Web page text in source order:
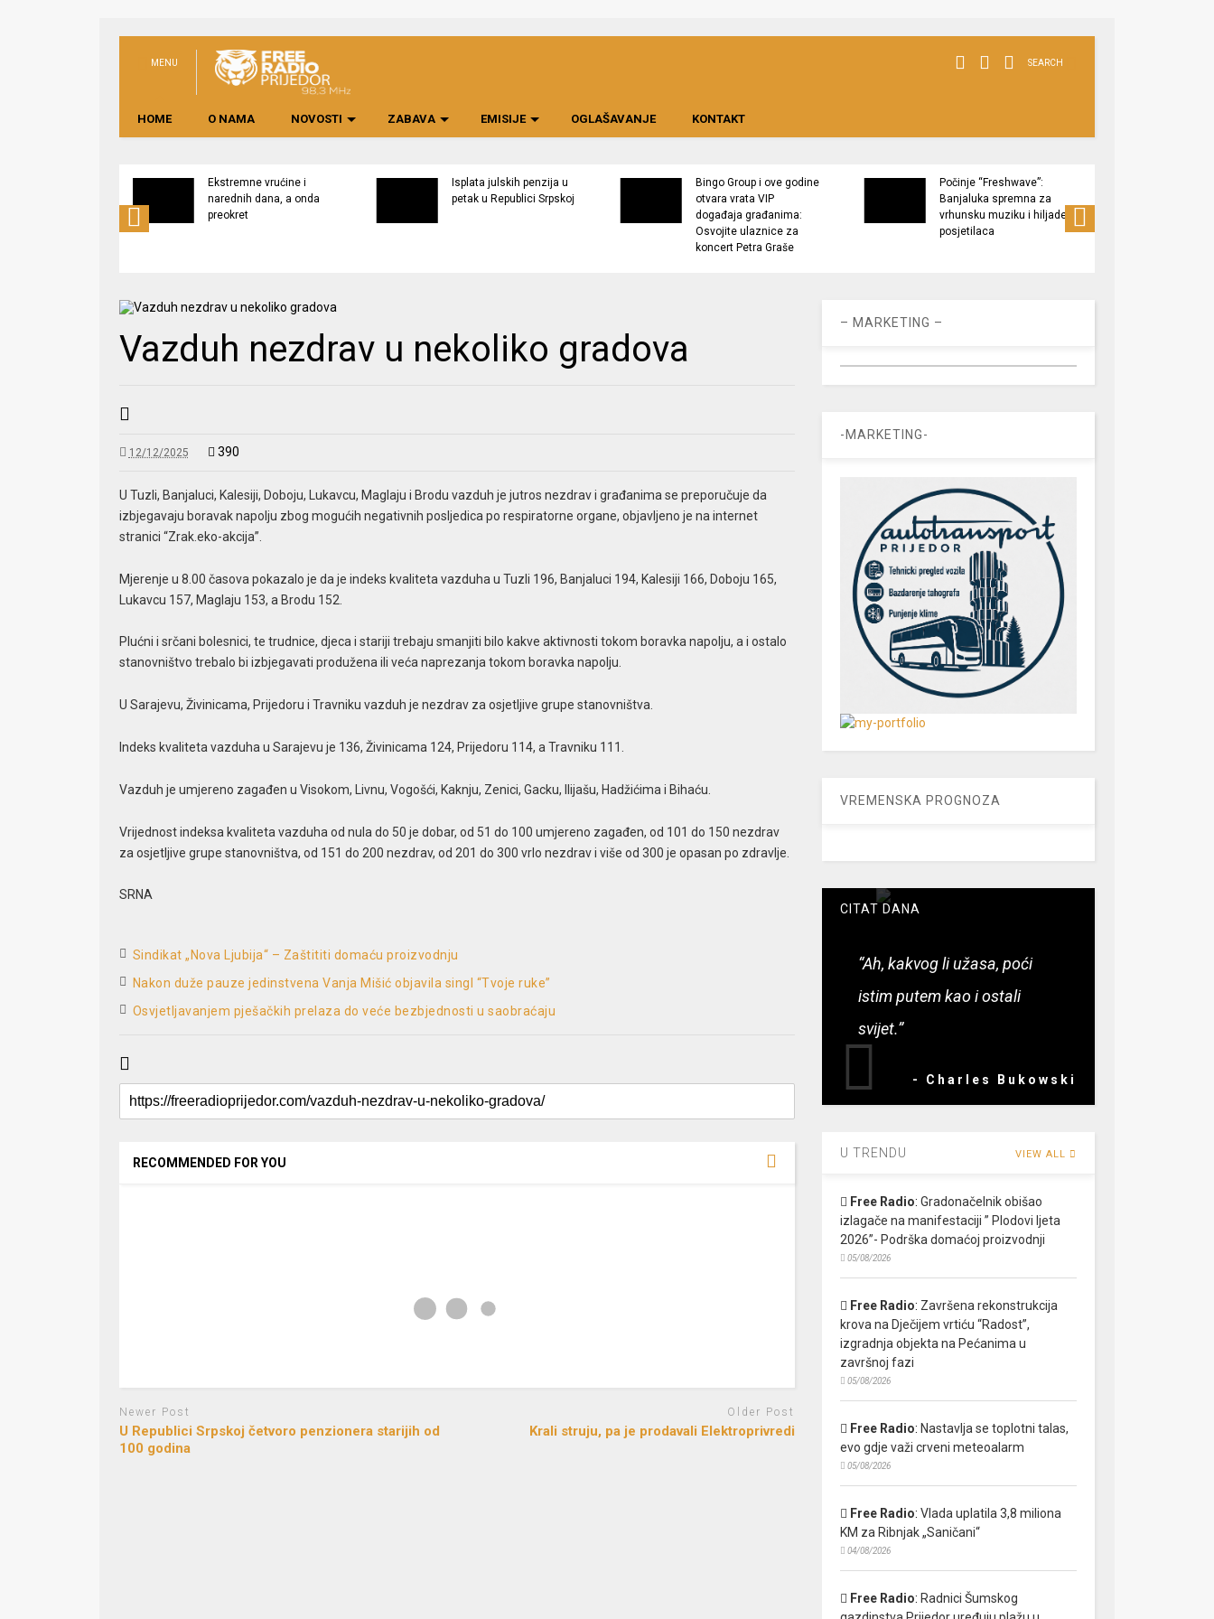
MENU SEARCH
HOME O NAMA NOVOSTI ZABAVA EMISIJE OGLAŠAVANJE KONTAKT
Ekstremne vrućine i
narednih dana, a onda
preokret
Isplata julskih penzija u
petak u Republici Srpskoj
Bingo Group i ove godine
otvara vrata VIP
događaja građanima:
Osvojite ulaznice za
koncert Petra Graše
Počinje “Freshwave”:
Banjaluka spremna za
vrhunsku muziku i hiljade
posjetilaca
Vazduh nezdrav u nekoliko gradova
12/12/2025 390
U Tuzli, Banjaluci, Kalesiji, Doboju, Lukavcu, Maglaju i Brodu vazduh je jutros nezdrav i građanima se preporučuje da
izbjegavaju boravak napolju zbog mogućih negativnih posljedica po respiratorne organe, objavljeno je na internet
stranici “Zrak.eko-akcija”.
Mjerenje u 8.00 časova pokazalo je da je indeks kvaliteta vazduha u Tuzli 196, Banjaluci 194, Kalesiji 166, Doboju 165,
Lukavcu 157, Maglaju 153, a Brodu 152.
Plućni i srčani bolesnici, te trudnice, djeca i stariji trebaju smanjiti bilo kakve aktivnosti tokom boravka napolju, a i ostalo
stanovništvo trebalo bi izbjegavati produžena ili veća naprezanja tokom boravka napolju.
U Sarajevu, Živinicama, Prijedoru i Travniku vazduh je nezdrav za osjetljive grupe stanovništva.
Indeks kvaliteta vazduha u Sarajevu je 136, Živinicama 124, Prijedoru 114, a Travniku 111.
Vazduh je umjereno zagađen u Visokom, Livnu, Vogošći, Kaknju, Zenici, Gacku, Ilijašu, Hadžićima i Bihaću.
Vrijednost indeksa kvaliteta vazduha od nula do 50 je dobar, od 51 do 100 umjereno zagađen, od 101 do 150 nezdrav
za osjetljive grupe stanovništva, od 151 do 200 nezdrav, od 201 do 300 vrlo nezdrav i više od 300 je opasan po zdravlje.
SRNA
Sindikat „Nova Ljubija“ – Zaštititi domaću proizvodnju
Nakon duže pauze jedinstvena Vanja Mišić objavila singl “Tvoje ruke”
Osvjetljavanjem pješačkih prelaza do veće bezbjednosti u saobraćaju
RECOMMENDED FOR YOU
Newer Post
U Republici Srpskoj četvoro penzionera starijih od
100 godina
Older Post
Krali struju, pa je prodavali Elektroprivredi
– MARKETING –
-MARKETING-
VREMENSKA PROGNOZA
CITAT DANA
“Ah, kakvog li užasa, poći
istim putem kao i ostali
svijet.”
- Charles Bukowski
U TRENDU VIEW ALL
Free Radio: Gradonačelnik obišao
izlagače na manifestaciji ” Plodovi ljeta
2026”- Podrška domaćoj proizvodnji
05/08/2026
Free Radio: Završena rekonstrukcija
krova na Dječijem vrtiću “Radost”,
izgradnja objekta na Pećanima u
završnoj fazi
05/08/2026
Free Radio: Nastavlja se toplotni talas,
evo gdje važi crveni meteoalarm
05/08/2026
Free Radio: Vlada uplatila 3,8 miliona
KM za Ribnjak „Saničani“
04/08/2026
Free Radio: Radnici Šumskog